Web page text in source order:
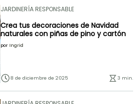
JARDINERÍA RESPONSABLE
Crea tus decoraciones de Navidad
naturales con piñas de pino y cartón
por Ingrid
8 de diciembre de 2025 3 min.